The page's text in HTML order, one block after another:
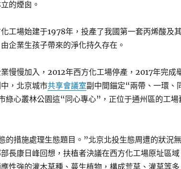
的煙囪。
工場始建于1978年，投產了我國第一套丙烯酸及
企業生孩子帶來的淨化持久存在。
慢慢加入，2012年西方化工場停產，2017年完成
，北京城市共享會議室副中間錨定“兩帶、一環、
綠心叢林公園這“同心專心”，正位于通州區的工場
的措施處理生態題目。”北京北投生態周遭的狀況無
長康日峰回想，扶植者決議在西方化工場原址區域
性強的灌木草種、蔓生植物，構成荒草、灌草等多